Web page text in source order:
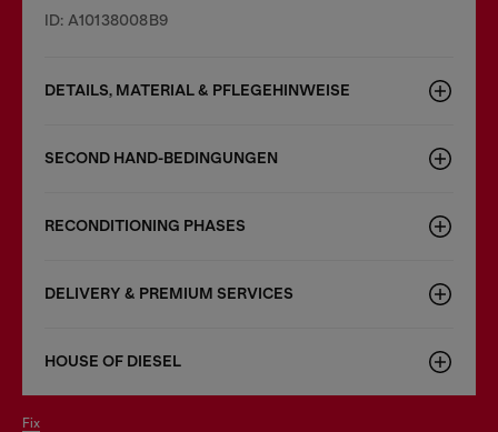
ID: A10138008B9
DETAILS, MATERIAL & PFLEGEHINWEISE
SECOND HAND-BEDINGUNGEN
RECONDITIONING PHASES
DELIVERY & PREMIUM SERVICES
HOUSE OF DIESEL
fix